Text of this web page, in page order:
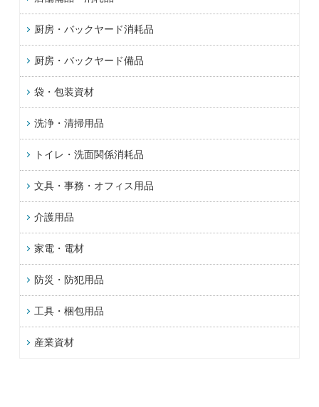
厨房・バックヤード消耗品
厨房・バックヤード備品
袋・包装資材
洗浄・清掃用品
トイレ・洗面関係消耗品
文具・事務・オフィス用品
介護用品
家電・電材
防災・防犯用品
工具・梱包用品
産業資材